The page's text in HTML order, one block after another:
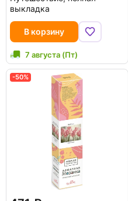
выкладка
В корзину
7 августа (Пт)
-50%